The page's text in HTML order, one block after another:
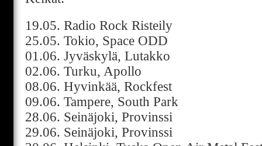
19.05. Radio Rock Risteily
25.05. Tokio, Space ODD
01.06. Jyväskylä, Lutakko
02.06. Turku, Apollo
08.06. Hyvinkää, Rockfest
09.06. Tampere, South Park
28.06. Seinäjoki, Provinssi
29.06. Seinäjoki, Provinssi